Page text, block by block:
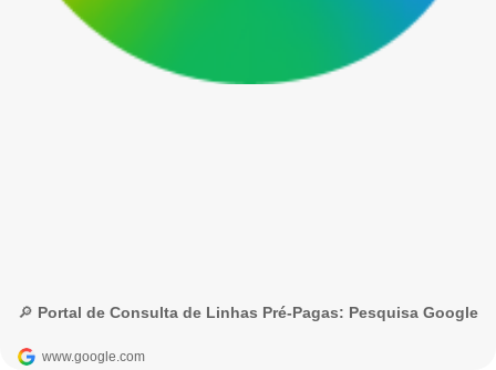
🔎 Portal de Consulta de Linhas Pré-Pagas: Pesquisa Google
www.google.com